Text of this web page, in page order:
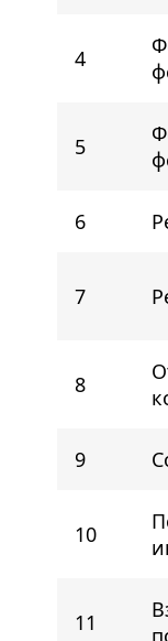
4
5
6
7
8
9
10
11